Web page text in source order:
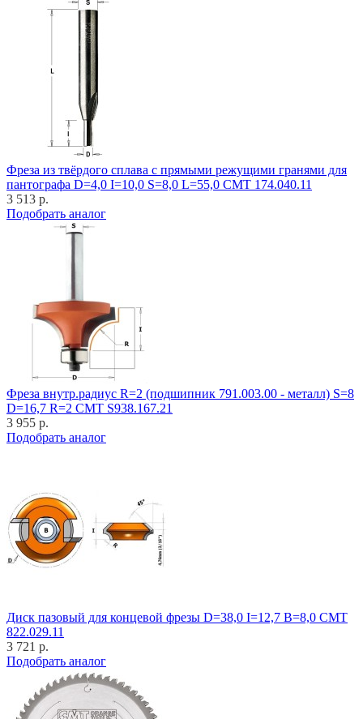
Фреза из твёрдого сплава с прямыми режущими гранями для
пантографа D=4,0 I=10,0 S=8,0 L=55,0 CMT 174.040.11
3 513 р.
Подобрать аналог
Фреза внутр.радиус R=2 (подшипник 791.003.00 - металл) S=8
D=16,7 R=2 CMT S938.167.21
3 955 р.
Подобрать аналог
Диск пазовый для концевой фрезы D=38,0 I=12,7 B=8,0 CMT
822.029.11
3 721 р.
Подобрать аналог